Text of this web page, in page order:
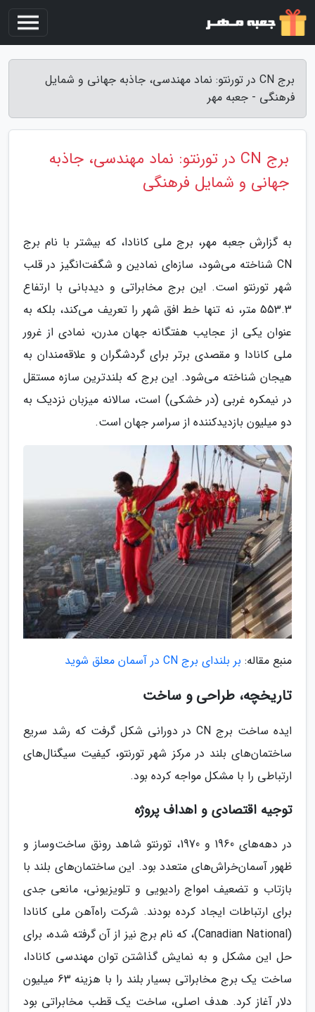
برج CN در تورنتو: نماد مهندسی، جاذبه جهانی و شمایل
فرهنگی - جعبه مهر
برج CN در تورنتو: نماد مهندسی، جاذبه
جهانی و شمایل فرهنگی
به گزارش جعبه مهر، برج ملی کانادا، که بیشتر با نام برج
CN شناخته می‌شود، سازه‌ای نمادین و شگفت‌انگیز در قلب
شهر تورنتو است. این برج مخابراتی و دیدبانی با ارتفاع
553.3 متر، نه تنها خط افق شهر را تعریف می‌کند، بلکه به
عنوان یکی از عجایب هفتگانه جهان مدرن، نمادی از غرور
ملی کانادا و مقصدی برتر برای گردشگران و علاقه‌مندان به
هیجان شناخته می‌شود. این برج که بلندترین سازه مستقل
در نیمکره غربی (در خشکی) است، سالانه میزبان نزدیک به
دو میلیون بازدیدکننده از سراسر جهان است.
منبع مقاله: بر بلندای برج CN در آسمان معلق شوید
تاریخچه، طراحی و ساخت
ایده ساخت برج CN در دورانی شکل گرفت که رشد سریع
ساختمان‌های بلند در مرکز شهر تورنتو، کیفیت سیگنال‌های
ارتباطی را با مشکل مواجه کرده بود.
توجیه اقتصادی و اهداف پروژه
در دهه‌های 1960 و 1970، تورنتو شاهد رونق ساخت‌وساز و
ظهور آسمان‌خراش‌های متعدد بود. این ساختمان‌های بلند با
بازتاب و تضعیف امواج رادیویی و تلویزیونی، مانعی جدی
برای ارتباطات ایجاد کرده بودند. شرکت راه‌آهن ملی کانادا
(Canadian National)، که نام برج نیز از آن گرفته شده، برای
حل این مشکل و به نمایش گذاشتن توان مهندسی کانادا،
ساخت یک برج مخابراتی بسیار بلند را با هزینه 63 میلیون
دلار آغاز کرد. هدف اصلی، ساخت یک قطب مخابراتی بود